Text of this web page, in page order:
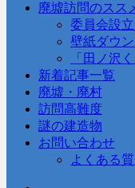
廃墟訪問のスス
委員会設
壁紙ダウ
「田ノ沢
新着記事一覧
廃墟・廃村
訪問高難度
謎の建造物
お問い合わせ
よくある質